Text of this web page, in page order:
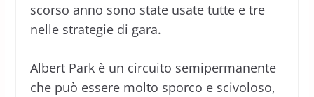
scorso anno sono state usate tutte e tre
nelle strategie di gara.
Albert Park è un circuito semipermanente
che può essere molto sporco e scivoloso,